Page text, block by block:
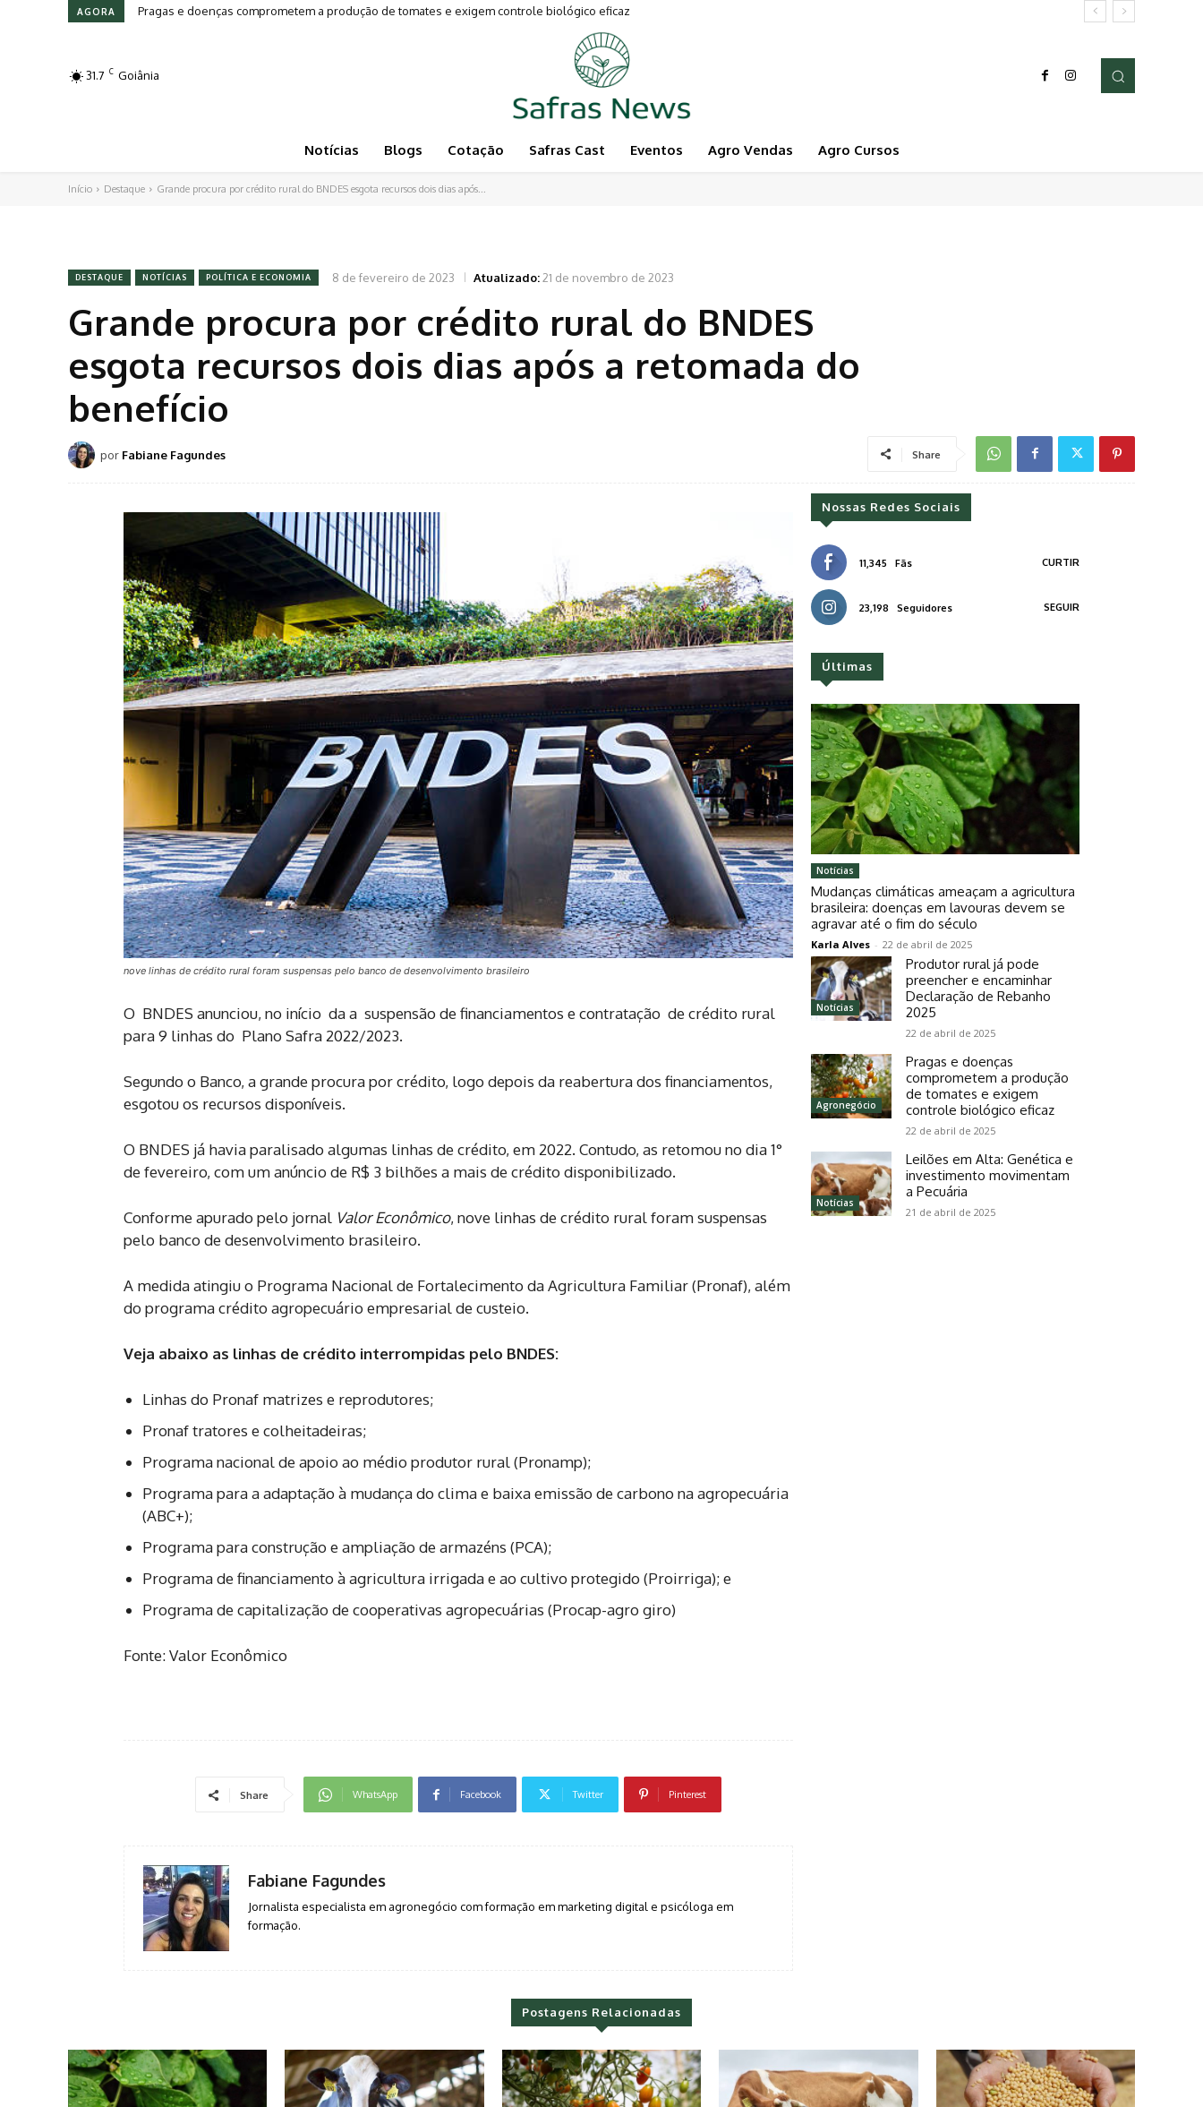
AGORA Pragas e doenças comprometem a produção de tomates e exigem controle biológico eficaz
Leilões em Alta: Genética e investimento movimentam a Pecuária
31.7 C Goiânia
Notícias Blogs Cotação Safras Cast Eventos Agro Vendas Agro Cursos
Início Destaque Grande procura por crédito rural do BNDES esgota recursos dois dias após...
DESTAQUE NOTÍCIAS POLÍTICA E ECONOMIA 8 de fevereiro de 2023 Atualizado:21 de novembro de 2023
Grande procura por crédito rural do BNDES
esgota recursos dois dias após a retomada do
benefício
por Fabiane Fagundes Share
nove linhas de crédito rural foram suspensas pelo banco de desenvolvimento brasileiro
O BNDES anunciou, no início da a suspensão de financiamentos e contratação de crédito rural
para 9 linhas do Plano Safra 2022/2023.
Segundo o Banco, a grande procura por crédito, logo depois da reabertura dos financiamentos,
esgotou os recursos disponíveis.
O BNDES já havia paralisado algumas linhas de crédito, em 2022. Contudo, as retomou no dia 1°
de fevereiro, com um anúncio de R$ 3 bilhões a mais de crédito disponibilizado.
Conforme apurado pelo jornal Valor Econômico, nove linhas de crédito rural foram suspensas
pelo banco de desenvolvimento brasileiro.
A medida atingiu o Programa Nacional de Fortalecimento da Agricultura Familiar (Pronaf), além
do programa crédito agropecuário empresarial de custeio.
Veja abaixo as linhas de crédito interrompidas pelo BNDES:
Linhas do Pronaf matrizes e reprodutores;
Pronaf tratores e colheitadeiras;
Programa nacional de apoio ao médio produtor rural (Pronamp);
Programa para a adaptação à mudança do clima e baixa emissão de carbono na agropecuária
(ABC+);
Programa para construção e ampliação de armazéns (PCA);
Programa de financiamento à agricultura irrigada e ao cultivo protegido (Proirriga); e
Programa de capitalização de cooperativas agropecuárias (Procap-agro giro)
Fonte: Valor Econômico
Share WhatsApp Facebook Twitter Pinterest
Fabiane Fagundes
Jornalista especialista em agronegócio com formação em marketing digital e psicóloga em
formação.
Nossas Redes Sociais
11,345 Fãs CURTIR
23,198 Seguidores SEGUIR
Últimas
Notícias
Mudanças climáticas ameaçam a agricultura
brasileira: doenças em lavouras devem se
agravar até o fim do século
Karla Alves - 22 de abril de 2025
Notícias
Produtor rural já pode
preencher e encaminhar
Declaração de Rebanho
2025
22 de abril de 2025
Agronegócio
Pragas e doenças
comprometem a produção
de tomates e exigem
controle biológico eficaz
22 de abril de 2025
Notícias
Leilões em Alta: Genética e
investimento movimentam
a Pecuária
21 de abril de 2025
Postagens Relacionadas